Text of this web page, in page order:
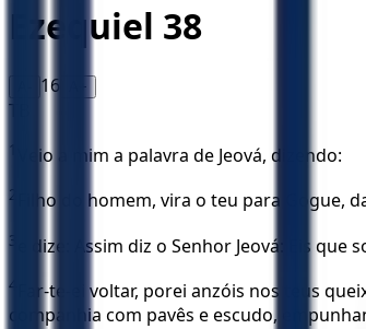
Ezequiel 38
16 A+
TB
1 Veio a mim a palavra de Jeová, dizendo:
2 Filho do homem, vira o teu para Gogue,
3 e dize: Assim diz o Senhor Jeová: Eis
4
Far-te-ei voltar, porei anzóis nos teus
companhia com pavês e escudo,